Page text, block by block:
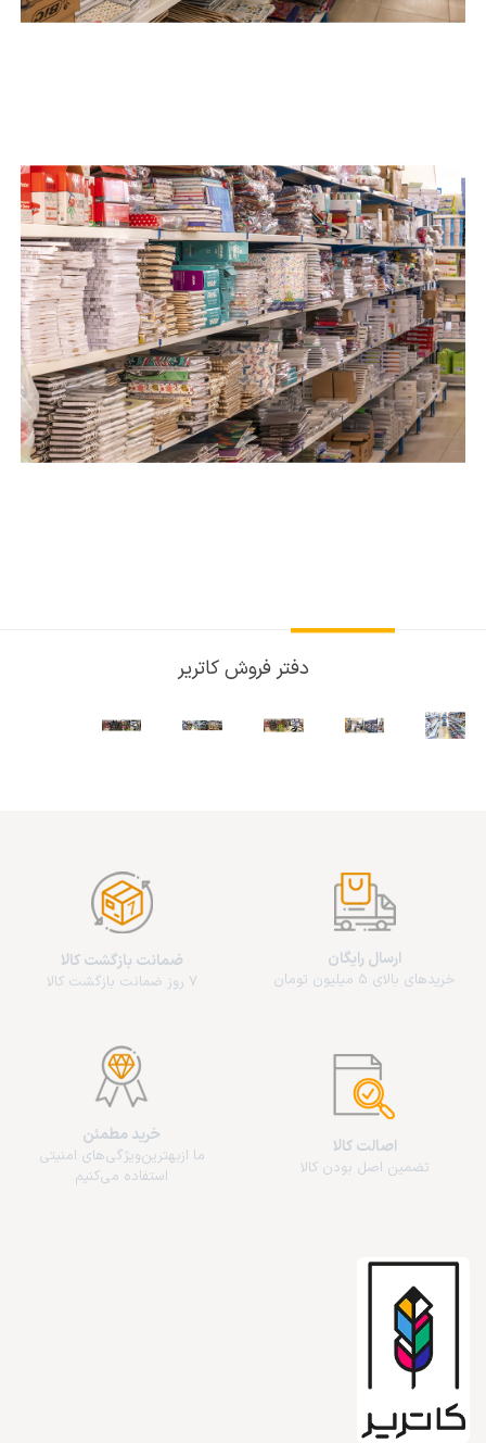
دفتر فروش کاتریر
ارسال رایگان
خریدهای بالای 5 میلیون تومان
ضمانت بازگشت کالا
7 روز ضمانت بازگشت کالا
اصالت کالا
تضمین اصل بودن کالا
خرید مطمئن
ما از‌بهترین‌ویژگی‌های امنیتی
استفاده می‌کنیم